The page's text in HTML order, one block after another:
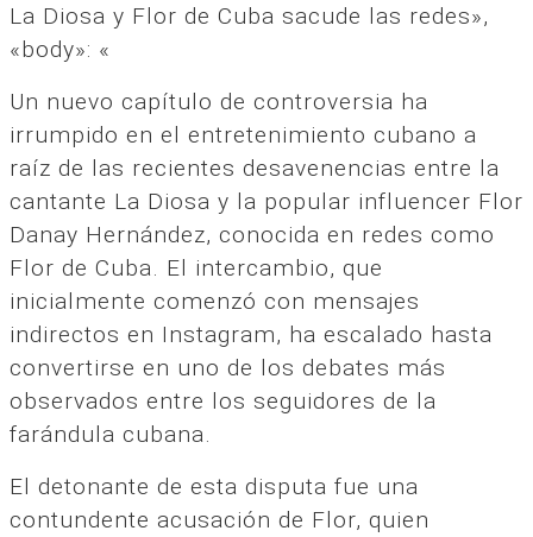
La Diosa y Flor de Cuba sacude las redes»,
«body»: «
Un nuevo capítulo de controversia ha
irrumpido en el entretenimiento cubano a
raíz de las recientes desavenencias entre la
cantante La Diosa y la popular influencer Flor
Danay Hernández, conocida en redes como
Flor de Cuba. El intercambio, que
inicialmente comenzó con mensajes
indirectos en Instagram, ha escalado hasta
convertirse en uno de los debates más
observados entre los seguidores de la
farándula cubana.
El detonante de esta disputa fue una
contundente acusación de Flor, quien